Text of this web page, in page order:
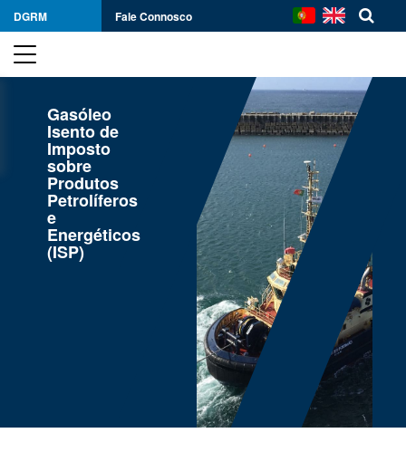
DGRM Fale Connosco
Gasóleo
Isento de
Imposto
sobre
Produtos
Petrolíferos
e
Energéticos
(ISP)